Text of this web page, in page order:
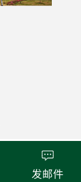
发邮件